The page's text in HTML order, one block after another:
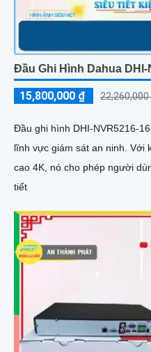
Đầu Ghi Hình Dahua DHI-
15,800,000 ₫ 22,260,000
Đầu ghi hình DHI-NVR5216-
lĩnh vực giám sát an ninh. Với khả năng ghi hình độ phân giải
cao 4K, nó cho phép người
tiết